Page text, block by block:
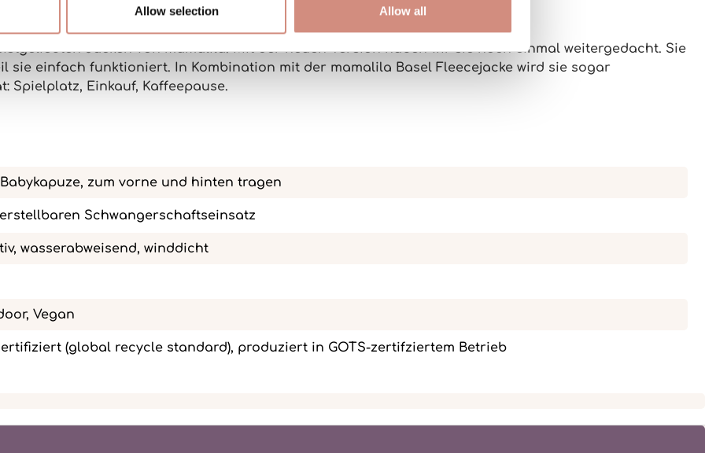
Allow selection Allow all
Jackenvon mamalila. Mit der neuen Version haben wir sie noch einmal weitergedacht. Sie
sie einfach funktioniert. In Kombination mit der mamalila Basel Fleecejacke wird sie sogar
Spielplatz, Einkauf, Kaffeepause.
zum vorne und hinten tragen
Schwangerschaftseinsatz
wasserabweisend, winddicht
Vegan
(global recycle standard), produziert in GOTS-zertifziertem Betrieb